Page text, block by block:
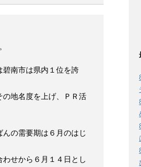
南市は県内１位を誇
地名度を上げ、ＰＲ活
の需要期は６月のはじ
せから６月１４日とし